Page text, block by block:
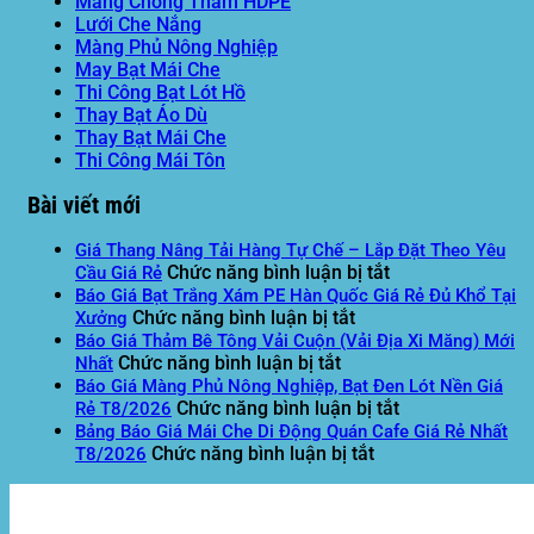
Lưới Che Nắng
Màng Phủ Nông Nghiệp
May Bạt Mái Che
Thi Công Bạt Lót Hồ
Thay Bạt Áo Dù
Thay Bạt Mái Che
Thi Công Mái Tôn
Bài viết mới
Giá Thang Nâng Tải Hàng Tự Chế – Lắp Đặt Theo Yêu
Cầu Giá Rẻ Chức năng bình luận bị tắtở
Giá
Nâng
Hàng
Tự
Chế
Báo Giá Bạt Trắng Xám PE Hàn Quốc Giá Rẻ Đủ Khổ Tại
Xưởng Chức năng bình luận bị tắtở
Báo
Bạt
Trắng
Xám
PE
Báo Giá Thảm Bê Tông Vải Cuộn (Vải Địa Xi Măng) Mới
Nhất Chức năng bình luận bị tắtở
Báo
Giá
Thảm
Bê
Báo Giá Màng Phủ Nông Nghiệp, Bạt Đen Lót Nền Giá
Rẻ T8/2026 Chức năng bình luận bị tắtở
Báo
Bảng Báo Giá Mái Che Di Động Quán Cafe Giá Rẻ Nhất
T8/2026 Chức năng bình luận bị tắtở